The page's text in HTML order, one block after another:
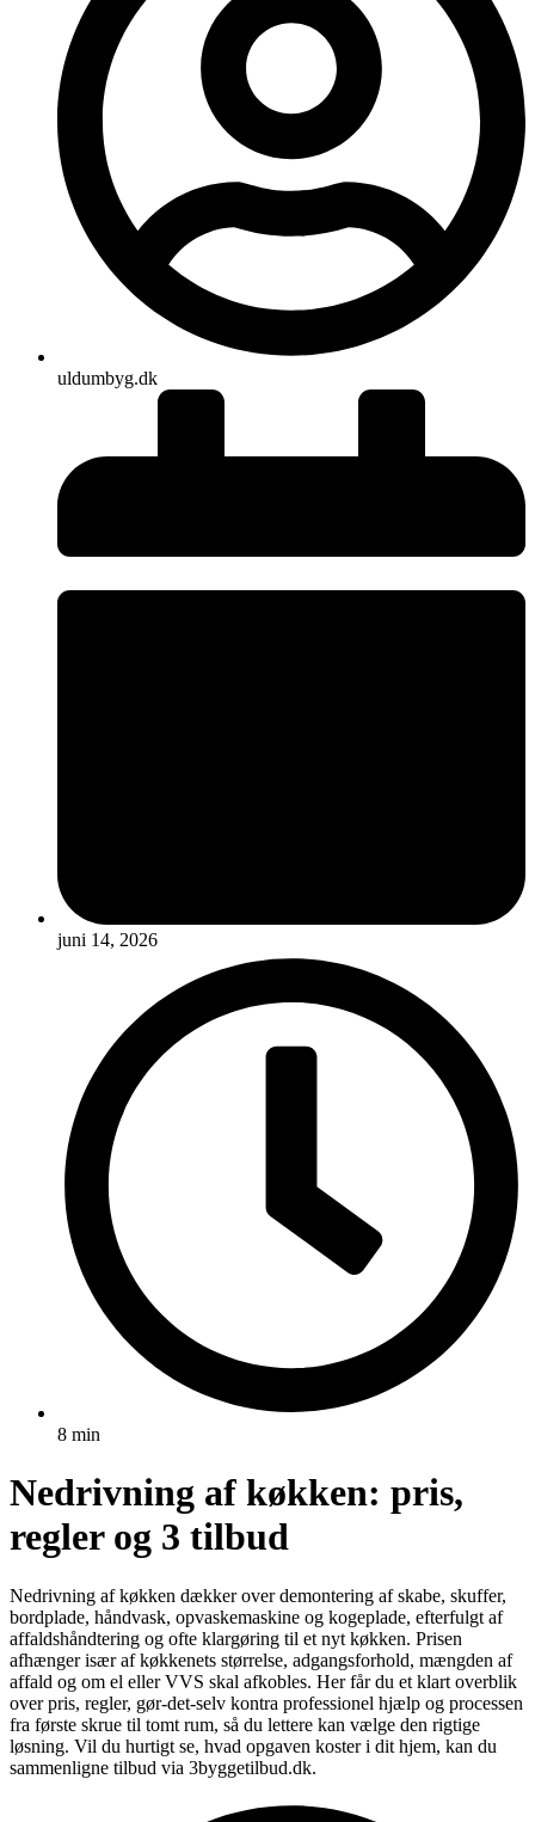
uldumbyg.dk
juni 14, 2026
8 min
Nedrivning af køkken: pris,
regler og 3 tilbud
Nedrivning af køkken dækker over demontering af skabe, skuffer,
bordplade, håndvask, opvaskemaskine og kogeplade, efterfulgt af
affaldshåndtering og ofte klargøring til et nyt køkken. Prisen
afhænger især af køkkenets størrelse, adgangsforhold, mængden af
affald og om el eller VVS skal afkobles. Her får du et klart overblik
over pris, regler, gør-det-selv kontra professionel hjælp og processen
fra første skrue til tomt rum, så du lettere kan vælge den rigtige
løsning. Vil du hurtigt se, hvad opgaven koster i dit hjem, kan du
sammenligne tilbud via 3byggetilbud.dk.